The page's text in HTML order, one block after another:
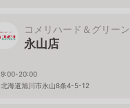
コメリハード＆グリーン
永山店
9:00-20:00
北海道旭川市永山8条4-5-12